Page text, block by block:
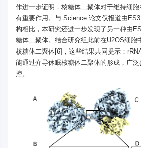
作进一步证明，核糖体二聚体对于维持细
有重要作用。与 Science 论文仅报道由
构相比，本研究还进一步发现了另一种由
糖体二聚体。结合研究组此前在U2OS细胞
核糖体二聚体[6]，这些结果共同提示：
能通过介导休眠核糖体二聚体的形成，广
控。